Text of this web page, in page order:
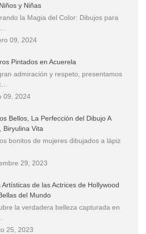
y Niñas
la Magia del Color: Dibujos para
09, 2024
Pintados en Acuerela
admiración y respeto, presentamos
09, 2024
Bellos, La Perfección del Dibujo A
Biryulina Vita
bonitos de mujeres dibujados a lápiz
29, 2023
Artísticas de las Actrices de Hollywood
del Mundo
la verdadera belleza capturada en
25, 2023